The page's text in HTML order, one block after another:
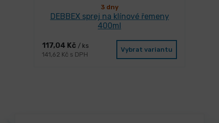
3 dny
DEBBEX sprej na klínové řemeny
400ml
117,04 Kč / ks
141,62 Kč s DPH
Vybrat variantu